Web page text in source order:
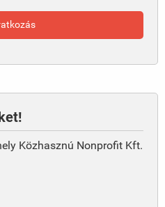
Közhasznú Nonprofit Kft.